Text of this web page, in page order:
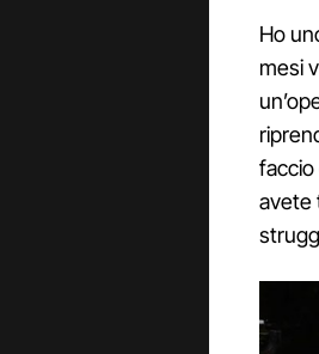
Ho
mesi
faccio
avete